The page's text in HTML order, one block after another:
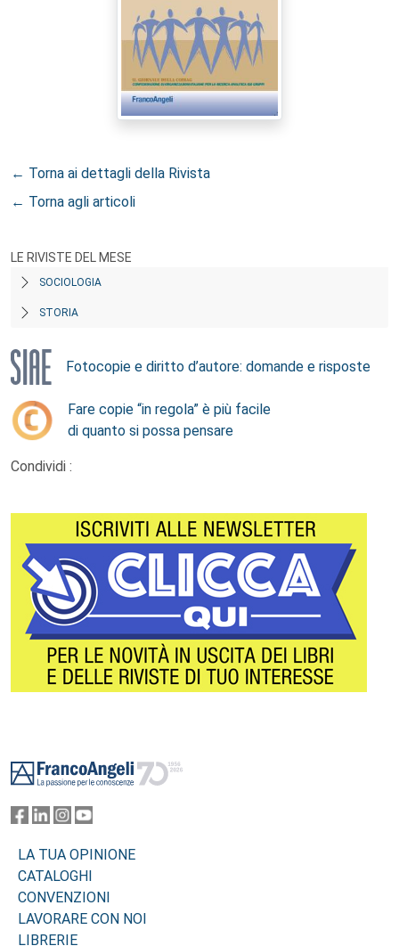
← Torna ai dettagli della Rivista
← Torna agli articoli
LE RIVISTE DEL MESE
SOCIOLOGIA
STORIA
Fotocopie e diritto d’autore: domande e risposte
Fare copie “in regola” è più facile
di quanto si possa pensare
Condividi :
LA TUA OPINIONE
CATALOGHI
CONVENZIONI
LAVORARE CON NOI
LIBRERIE